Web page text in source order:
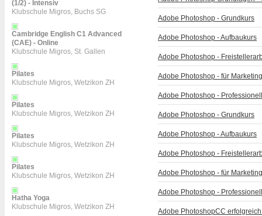
(1/2) - Intensiv
Klubschule Migros, Buchs SG
Cambridge English C1 Advanced
(CAE) - Online
Klubschule Migros, St. Gallen
Pilates
Klubschule Migros, Wetzikon ZH
Pilates
Klubschule Migros, Wetzikon ZH
Pilates
Klubschule Migros, Wetzikon ZH
Pilates
Klubschule Migros, Wetzikon ZH
Hatha Yoga
Klubschule Migros, Wetzikon ZH
Adobe Photoshop - Grundkurs
Adobe Photoshop - Aufbaukurs
Adobe Photoshop -
Adobe Photoshop - für
Adobe Photoshop -
Adobe Photoshop - Grundkurs
Adobe Photoshop - Aufbaukurs
Adobe Photoshop -
Adobe Photoshop - für
Adobe Photoshop -
Adobe PhotoshopCC